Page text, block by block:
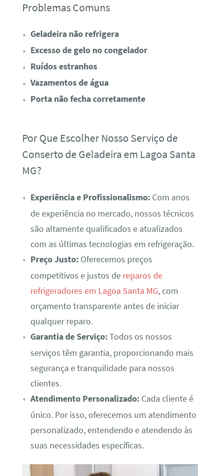
Problemas Comuns
Geladeira não refrigera
Excesso de gelo no congelador
Ruídos estranhos
Vazamentos de água
Porta não fecha corretamente
Por Que Escolher Nosso Serviço de
Conserto de Geladeira em Lagoa Santa
MG?
Experiência e Profissionalismo:Com anos
de experiência no mercado, nossos técnicos
são altamente qualificados e atualizados
com as últimas tecnologias em refrigeração.
Preço Justo:Oferecemos preços
competitivos e justos de reparos de
refrigeradores em Lagoa Santa MG, com
orçamento transparente antes de iniciar
qualquer reparo.
Garantia de Serviço:Todos os nossos
serviços têm garantia, proporcionando mais
segurança e tranquilidade para nossos
clientes.
Atendimento Personalizado:Cada cliente é
único. Por isso, oferecemos um atendimento
personalizado, entendendo e atendendo às
suas necessidades específicas.